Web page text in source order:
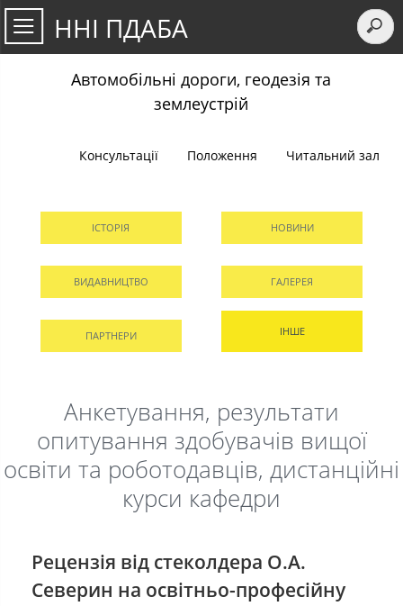
ННІ ПДАБА
Автомобільні дороги, геодезія та
землеустрій
Консультації Положення Читальний зал
ІСТОРІЯ НОВИНИ
ВИДАВНИЦТВО ГАЛЕРЕЯ
ПАРТНЕРИ ІНШЕ
Анкетування, результати
опитування здобувачів вищої
освіти та роботодавців, дистанційні
курси кафедри
Рецензія від стеколдера О.А.
Северин на освітньо-професійну